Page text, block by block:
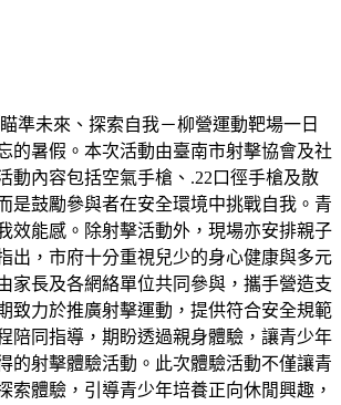
準未來、探索自我－柳營運動靶場一日
的暑假。本次活動由臺南市射擊協會及社
動內容包括空氣手槍、.22口徑手槍及散
是鼓勵參與者在安全環境中挑戰自我。青
效能感。除射擊活動外，現場亦安排親子
出，市府十分重視兒少的身心健康與多元
家長及各網絡單位共同參與，攜手營造支
致力於推廣射擊運動，提供符合安全規範
陪同指導，期盼透過親身體驗，讓青少年
的射擊體驗活動。此次體驗活動不僅讓青
體驗，引導青少年培養正向休閒興趣，